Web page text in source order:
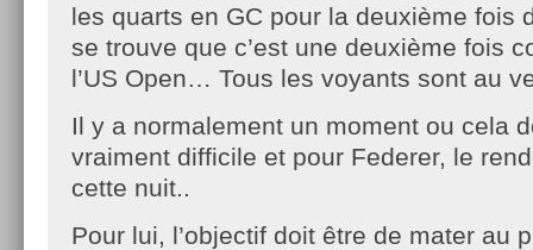
les quarts en GC pour la deuxième fois
se trouve que c’est une deuxième fois
l’US Open… Tous les voyants sont au
Il y a normalement un moment ou cela
vraiment difficile et pour Federer, le
cette nuit..
Pour lui, l’objectif doit être de mater au